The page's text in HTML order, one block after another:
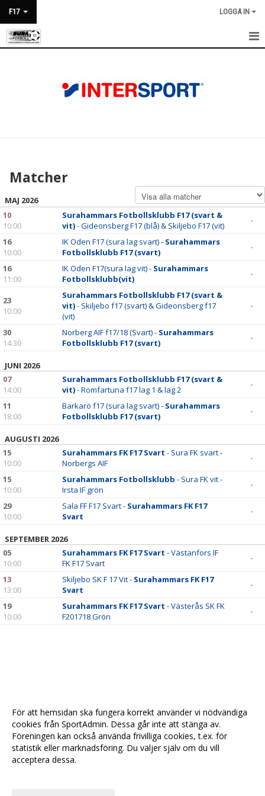
F17 LOGGA IN
DOKUMENT
KONTAKT
Matcher
MAJ 2026
10
10:00
Surahammars Fotbollsklubb F17 (svart &
vit)- Gideonsberg F17 (blå) & Skiljebo F17 (vit)
-
16
10:00
IK Oden F17 (sura lag svart) - Surahammars
Fotbollsklubb F17 (svart)
-
16
11:00
IK Oden F17(sura lag vit) - Surahammars
Fotbollsklubb(vit)
-
23
10:00
Surahammars Fotbollsklubb F17 (svart &
vit)- Skiljebo f17 (svart) & Gideonsberg f17
(vit)
-
30
14:30
Norberg AIF f17/18 (Svart) - Surahammars
Fotbollsklubb F17 (svart)
-
JUNI 2026
07
14:00
Surahammars Fotbollsklubb F17 (svart &
vit)- Romfartuna f17 lag 1 & lag 2
-
11
18:00
Barkarö f17 (sura lag svart) - Surahammars
Fotbollsklubb F17 (svart)
-
AUGUSTI 2026
15
10:00
Surahammars FK F17 Svart - Sura FK svart -
Norbergs AIF
-
15
10:00
Surahammars Fotbollsklubb - Sura FK vit -
Irsta IF grön
-
29
10:00
Sala FF F17 Svart - Surahammars FK F17
Svart
-
SEPTEMBER 2026
05
10:00
Surahammars FK F17 Svart - Västanfors IF
FK F17 Svart
-
13
13:00
Skiljebo SK F 17 Vit - Surahammars FK F17
Svart
-
19
10:00
Surahammars FK F17 Svart - Västerås SK FK
F201718 Grön
-
För att hemsidan ska fungera korrekt använder vi nödvändiga
cookies från SportAdmin. Dessa går inte att stänga av.
Föreningen kan också använda frivilliga cookies, t.ex. för
statistik eller marknadsföring. Du väljer själv om du vill
acceptera dessa.